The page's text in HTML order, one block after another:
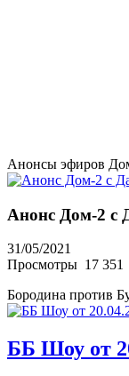
Анонсы эфиров
Анонс Дом-2 с
31/05/2021
Просмотры 17 351
Бородина против
ББ Шоу от